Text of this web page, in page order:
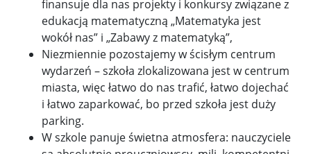
finansuje dla nas projekty i konkursy związane z
edukacją matematyczną „Matematyka jest
wokół nas” i „Zabawy z matematyką”,
Niezmiennie pozostajemy w ścisłym centrum
wydarzeń – szkoła zlokalizowana jest w centrum
miasta, więc łatwo do nas trafić, łatwo dojechać
i łatwo zaparkować, bo przed szkoła jest duży
parking.
W szkole panuje świetna atmosfera: nauczyciele